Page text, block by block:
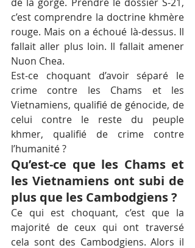
c’est comprendre la doctrine khmère
rouge. Mais on a échoué là-dessus. Il
fallait aller plus loin. Il fallait amener
Nuon Chea.
Est-ce choquant d’avoir séparé le
crime contre les Chams et les
Vietnamiens, qualifié de génocide, de
celui contre le reste du peuple
khmer, qualifié de crime contre
l’humanité ?
Qu’est-ce que les Chams et
les Vietnamiens ont subi de
plus que les Cambodgiens ?
Ce qui est choquant, c’est que la
majorité de ceux qui ont traversé
cela sont des Cambodgiens. Alors il